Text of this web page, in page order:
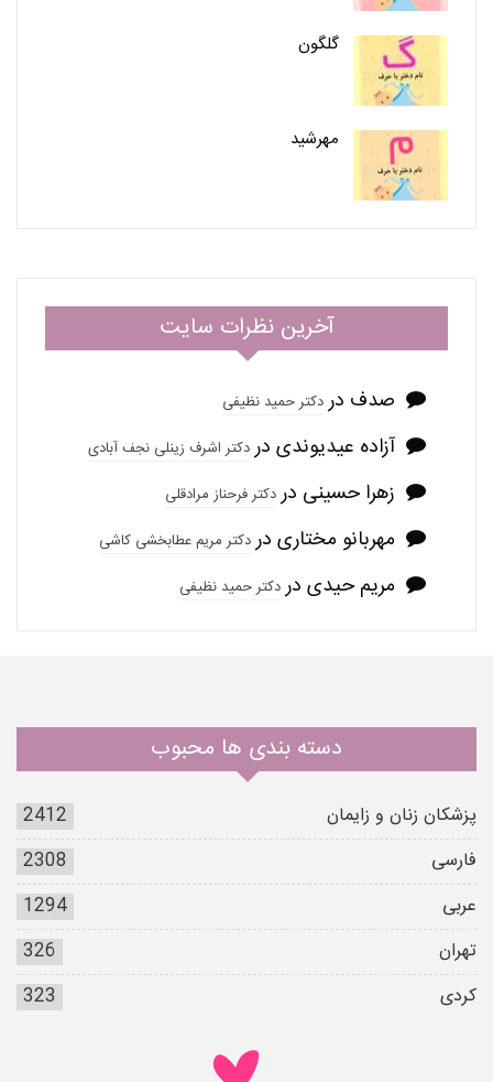
گلگون
مهرشید
آخرین نظرات سایت
صدف دردکتر حمید نظیفی
آزاده عیدیوندی دردکتر اشرف زینلی نجف آبادی
زهرا حسینی دردکتر فرحناز مرادقلی
مهربانو مختاری دردکتر مریم عطابخشی کاشی
مریم حیدی دردکتر حمید نظیفی
دسته بندی ها محبوب
پزشکان زنان و زایمان
2412
فارسی
2308
عربی
1294
تهران
326
کردی
323